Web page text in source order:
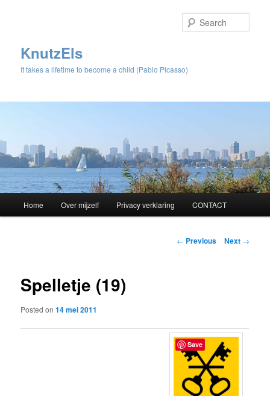
KnutzEls
It takes a lifetime to become a child (Pablo Picasso)
Skip
content
Home Over mijzelf Privacy verklaring CONTACT
Post
← Previous Next →
Spelletje (19)
Posted on14 mei 2011
Save